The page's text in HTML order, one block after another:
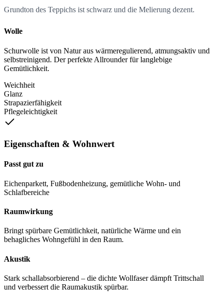
Grundton des Teppichs ist schwarz und die Melierung dezent.
Wolle
Schurwolle ist von Natur aus wärmeregulierend, atmungsaktiv und
selbstreinigend. Der perfekte Allrounder für langlebige
Gemütlichkeit.
Weichheit
Glanz
Strapazierfähigkeit
Pflegeleichtigkeit
Eigenschaften & Wohnwert
Passt gut zu
Eichenparkett, Fußbodenheizung, gemütliche Wohn- und
Schlafbereiche
Raumwirkung
Bringt spürbare Gemütlichkeit, natürliche Wärme und ein
behagliches Wohngefühl in den Raum.
Akustik
Stark schallabsorbierend – die dichte Wollfaser dämpft Trittschall
und verbessert die Raumakustik spürbar.